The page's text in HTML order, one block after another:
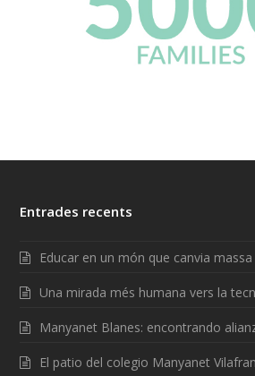
Entrades recents
Educar en un món que canvia
Una mirada més humana vers la
Manyanet Blanes: encontrando
El patio del colegio Manyanet